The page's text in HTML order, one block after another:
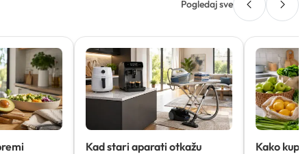
Pogledaj sve
Kad stari aparati otkažu
Kako